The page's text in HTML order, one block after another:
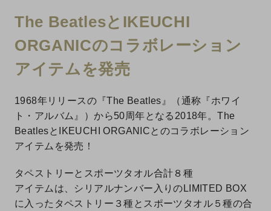
The BeatlesとIKEUCHI
ORGANICのコラボレーション
アイテムを発売
1968年リリースの『The Beatles』（通称『ホワイ
ト・アルバム』）から50周年となる2018年。The
BeatlesとIKEUCHI ORGANICとのコラボレーション
アイテムを発売！
タペストリーとスポーツタオル合計８種
アイテムは、シリアルナンバー入りのLIMITED BOX
に入ったタペストリー３種とスポーツタオル５種の合